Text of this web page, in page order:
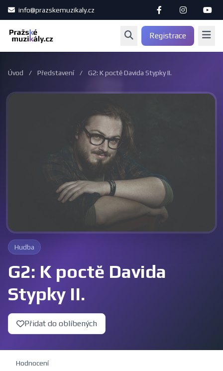
info@prazskemuzikaly.cz
Registrace
Úvod / Představení / G2: K poctě Davida Stypky II.
Hudba
G2: K poctě Davida
Stypky II.
Přidat do oblíbených
Hodnocení